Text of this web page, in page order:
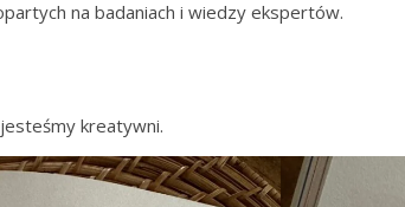
na badaniach i wiedzy ekspertów.
kreatywni.